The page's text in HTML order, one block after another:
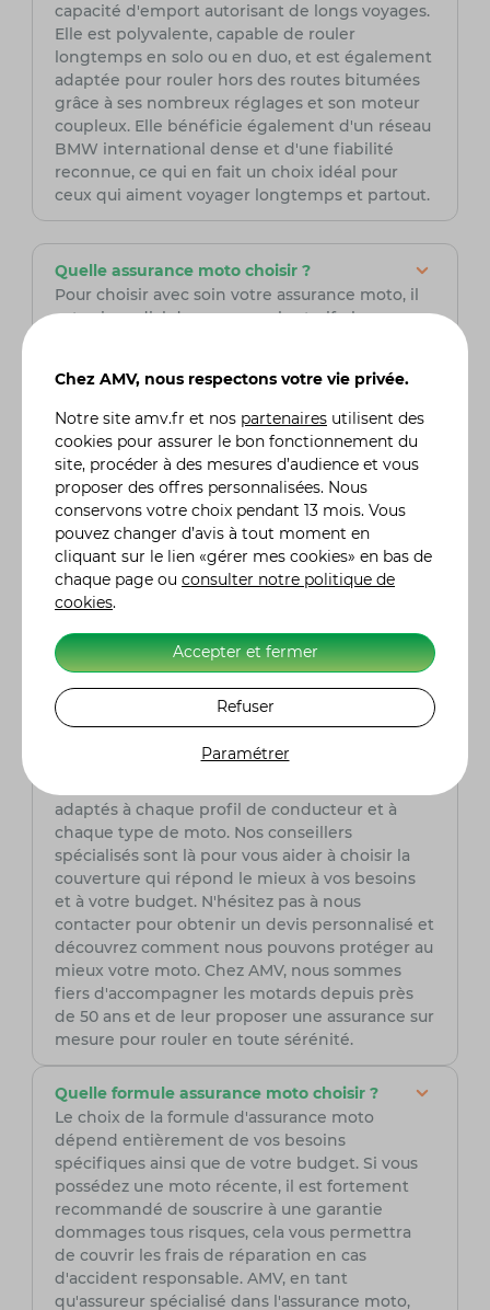
capacité d'emport autorisant de longs voyages.
Elle est polyvalente, capable de rouler
longtemps en solo ou en duo, et est également
adaptée pour rouler hors des routes bitumées
grâce à ses nombreux réglages et son moteur
coupleux. Elle bénéficie également d'un réseau
BMW international dense et d'une fiabilité
reconnue, ce qui en fait un choix idéal pour
ceux qui aiment voyager longtemps et partout.
Quelle assurance moto choisir ?
Pour choisir avec soin votre assurance moto, il
est primordial de comparer les tarifs, les
est une option à prendre en sérieuse
considération. Fort de son expertise, AMV offre
des solutions adaptées aux besoins spécifiques
des motards, assurant ainsi une couverture
complète et fiable pour leurs deux-roues. Grâce
à son expertise du secteur, AMV peut offrir des
services sur mesure et des conseils avisés,
assurant la tranquillité d'esprit des
motocyclistes tout au long de leurs aventures
sur la route.
Quel est le prix d'une assurance moto ?
Le coût d'une assurance moto chez AMV
intègre plusieurs facteurs tels que le modèle de
la moto, l'expérience du conducteur (permis,
habituel et le niveau de garanties désiré. Chez
adaptés à chaque profil de conducteur et à
chaque type de moto. Nos conseillers
spécialisés sont là pour vous aider à choisir la
couverture qui répond le mieux à vos besoins
et à votre budget. N'hésitez pas à nous
contacter pour obtenir un devis personnalisé et
découvrez comment nous pouvons protéger au
mieux votre moto. Chez AMV, nous sommes
fiers d'accompagner les motards depuis près
de 50 ans et de leur proposer une assurance sur
mesure pour rouler en toute sérénité.
Quelle formule assurance moto choisir ?
Le choix de la formule d'assurance moto
dépend entièrement de vos besoins
spécifiques ainsi que de votre budget. Si vous
possédez une moto récente, il est fortement
recommandé de souscrire à une garantie
dommages tous risques, cela vous permettra
de couvrir les frais de réparation en cas
d'accident responsable. AMV, en tant
qu'assureur spécialisé dans l'assurance moto,
Chez AMV, nous respectons votre vie privée.
Notre site amv.fr et nos partenaires utilisent des
cookies pour assurer le bon fonctionnement du
site, procéder à des mesures d’audience et vous
proposer des offres personnalisées. Nous
conservons votre choix pendant 13 mois. Vous
pouvez changer d’avis à tout moment en
cliquant sur le lien «gérer mes cookies» en bas de
chaque page ou consulter notre politique de
cookies.
Accepter et fermer
Refuser
Paramétrer